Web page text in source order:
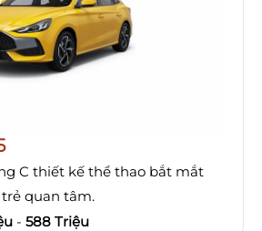
C thiết kế thể thao bắt mắt
quan tâm.
- 588 Triệu